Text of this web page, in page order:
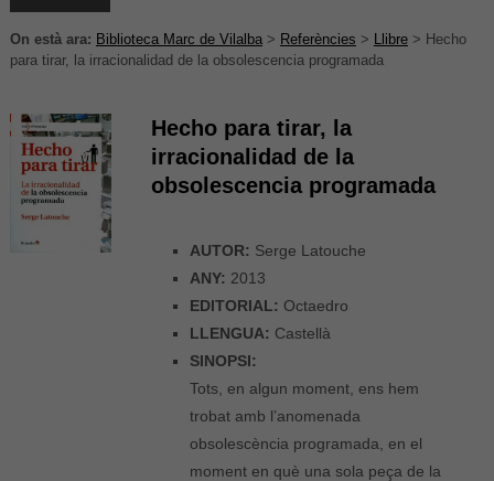
On està ara: Biblioteca Marc de Vilalba> Referències > Llibre> Hecho
para tirar, la irracionalidad de la obsolescencia programada
Hecho para tirar, la
irracionalidad de la
obsolescencia programada
AUTOR: Serge Latouche
ANY: 2013
EDITORIAL: Octaedro
LLENGUA: Castellà
SINOPSI:
Tots, en algun moment, ens hem
trobat amb l’anomenada
obsolescència programada, en el
moment en què una sola peça de la